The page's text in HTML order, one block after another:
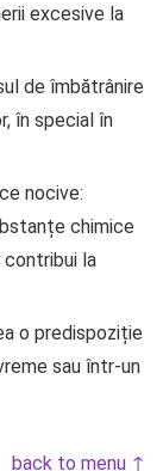
excesive la
de îmbătrânire
în special în
nocive:
chimice
la
o predispoziție
sau într-un
back to menu ↑